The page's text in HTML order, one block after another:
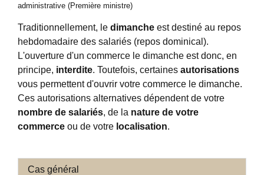
administrative (Première ministre)
Traditionnellement, le dimanche est destiné au repos
hebdomadaire des salariés (repos dominical).
L'ouverture d'un commerce le dimanche est donc, en
principe, interdite. Toutefois, certaines autorisations
vous permettent d'ouvrir votre commerce le dimanche.
Ces autorisations alternatives dépendent de votre
nombre de salariés, de la nature de votre
commerce ou de votre localisation.
Cas général